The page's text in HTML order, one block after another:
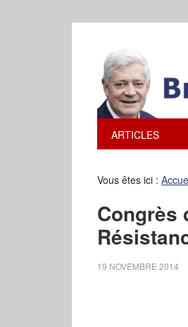
ARTICLES
Vous êtes ici :
Congrès
19 NOVEMBRE 2014